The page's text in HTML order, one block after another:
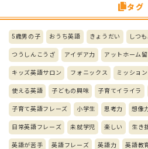
タグ
5歳男の子 おうち英語 きょうだい しつ
つうしんこうざ アイデア力 アットホーム
キッズ英語サロン フォニックス ミッション
使える英語 子どもの興味 子育てイライラ
子育て英語フレーズ 小学生 思考力 想像
日常英語フレーズ 未就学児 楽しい 生き
英語が苦手 英語フレーズ 英語力 英語教